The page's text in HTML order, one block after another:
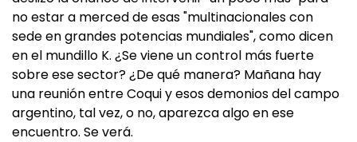
no estar a merced de esas "multinacionales con
sede en grandes potencias mundiales", como dicen
en el mundillo K. ¿Se viene un control más fuerte
sobre ese sector? ¿De qué manera? Mañana hay
una reunión entre Coqui y esos demonios del campo
argentino, tal vez, o no, aparezca algo en ese
encuentro. Se verá.